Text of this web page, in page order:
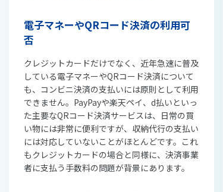
電子マネーやQRコード決済の利用可
否
クレジットカードだけでなく、近年急速に普及
している電子マネーやQRコード決済について
も、コンビニ決済の支払いには原則として利用
できません。PayPayや楽天ペイ、d払いといっ
た主要なQRコード決済サービスは、日常の買
い物には非常に便利ですが、収納代行の支払い
には対応していないことがほとんどです。これ
もクレジットカードの場合と同様に、決済事業
者に支払う手数料の問題が背景にあります。